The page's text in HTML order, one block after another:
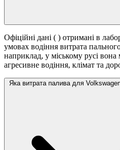
Офіційні дані ( ) отримані в
умовах водіння витрата
наприклад, у міському русі вона
агресивне водіння, клімат та
Яка витрата палива для